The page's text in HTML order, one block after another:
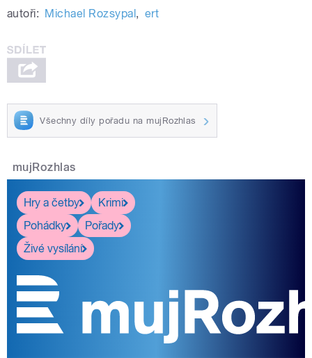
autoři: Michael Rozsypal, ert
Všechny díly pořadu na mujRozhlas
mujRozhlas
Hry a četby
Krimi
Pohádky
Pořady
Živé vysílání